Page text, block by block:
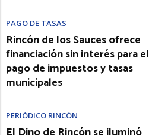
PAGO DE TASAS
Rincón de los Sauces ofrece
financiación sin interés para el
pago de impuestos y tasas
municipales
PERIÓDICO RINCÓN